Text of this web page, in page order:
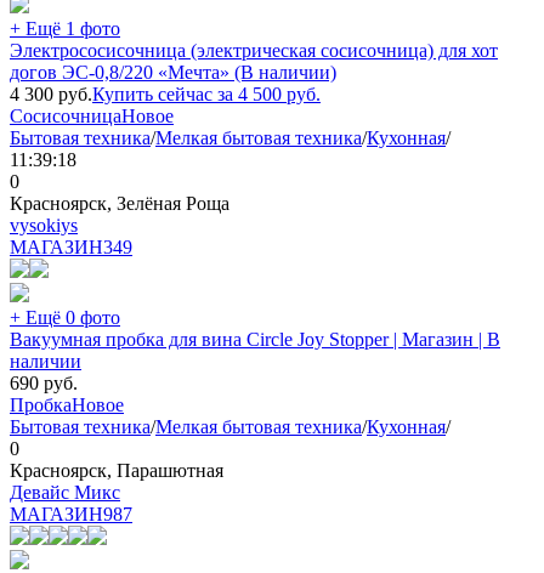
+ Ещё 1 фото
Электрососисочница (электрическая сосисочница) для хот
догов ЭС-0,8/220 «Мечта» (В наличии)
4 300 руб.Купить сейчас за 4 500 руб.
СосисочницаНовое
Бытовая техника/Мелкая бытовая техника/Кухонная/
11:39:18
0
Красноярск, Зелёная Роща
vysokiys
МАГАЗИН349
+ Ещё 0 фото
Вакуумная пробка для вина Circle Joy Stopper | Магазин | В
наличии
690 руб.
ПробкаНовое
Бытовая техника/Мелкая бытовая техника/Кухонная/
0
Красноярск, Парашютная
Девайс Микс
МАГАЗИН987